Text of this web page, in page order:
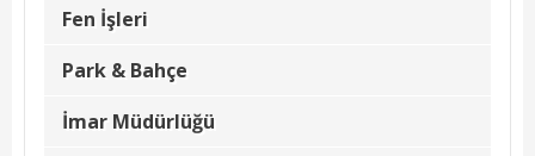
Kadın Politikalar
Fen İşleri
Park & Bahçe
İmar Müdürlüğü